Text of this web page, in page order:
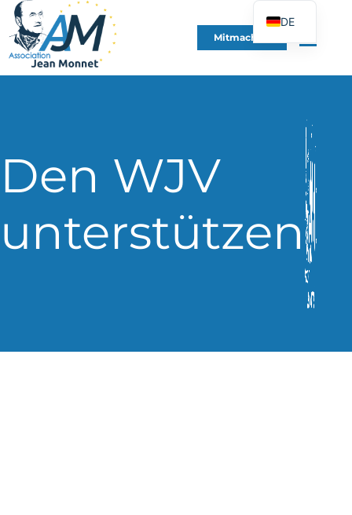
Mitmachen
Den WJV
unterstützen
DE
FR
EN